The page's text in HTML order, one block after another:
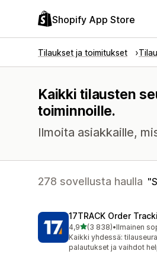
Shopify App Store
Tilaukset ja toimitukset
Kaikki tilausten
toiminnoille.
Ilmoita asiakkaille,
278 sovellusta haulla
17TRACK Order
4,9/ 5 tähteä
(3 838)
3838 arvostelua
•
Kaikki yhdessä:
palautukset ja vaihdot